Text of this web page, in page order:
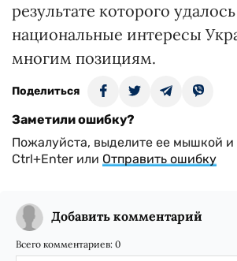
результате которого
национальные интересы
многим позициям.
Поделиться
Заметили ошибку?
Пожалуйста, выделите ее мышкой
Ctrl+Enter или Отправить ошибку
Добавить комментарий
Всего комментариев: 0